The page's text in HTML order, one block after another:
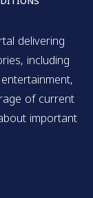
delivering
including
of current
important